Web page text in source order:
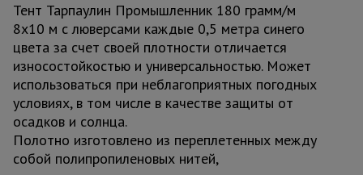
Тент Тарпаулин Промышленник 180 грамм/м
8х10 м с люверсами каждые 0,5 метра синего
цвета за счет своей плотности отличается
износостойкостью и универсальностью. Может
использоваться при неблагоприятных погодных
условиях, в том числе в качестве защиты от
осадков и солнца.
Полотно изготовлено из переплетенных между
собой полипропиленовых нитей,